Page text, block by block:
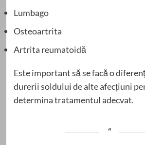
Lumbago
Osteoartrita
Artrita reumatoidă
Este important să se facă o
durerii soldului de alte afecțiuni
determina tratamentul adecvat.